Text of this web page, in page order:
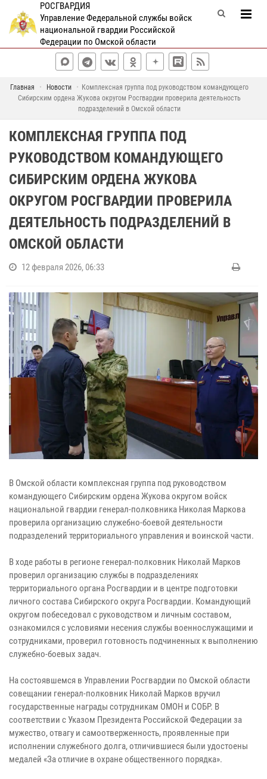
РОСГВАРДИЯ
Управление Федеральной службы войск
национальной гвардии Российской
Федерации по Омской области
Главная Новости
Комплексная группа под руководством командующего
Сибирским ордена Жукова округом Росгвардии проверила деятельность
подразделений в Омской области
КОМПЛЕКСНАЯ ГРУППА ПОД
РУКОВОДСТВОМ КОМАНДУЮЩЕГО
СИБИРСКИМ ОРДЕНА ЖУКОВА
ОКРУГОМ РОСГВАРДИИ ПРОВЕРИЛА
ДЕЯТЕЛЬНОСТЬ ПОДРАЗДЕЛЕНИЙ В
ОМСКОЙ ОБЛАСТИ
12 февраля 2026, 06:33
В Омской области комплексная группа под руководством
командующего Сибирским ордена Жукова округом войск
национальной гвардии генерал-полковника Николая Маркова
проверила организацию служебно-боевой деятельности
подразделений территориального управления и воинской части.
В ходе работы в регионе генерал-полковник Николай Марков
проверил организацию службы в подразделениях
территориального органа Росгвардии и в центре подготовки
личного состава Сибирского округа Росгвардии. Командующий
округом побеседовал с руководством и личным составом,
ознакомился с условиями несения службы военнослужащими и
сотрудниками, проверил готовность подчиненных к выполнению
служебно-боевых задач.
На состоявшемся в Управлении Росгвардии по Омской области
совещании генерал-полковник Николай Марков вручил
государственные награды сотрудникам ОМОН и СОБР. В
соответствии с Указом Президента Российской Федерации за
мужество, отвагу и самоотверженность, проявленные при
исполнении служебного долга, отличившиеся были удостоены
медалей «За отличие в охране общественного порядка».